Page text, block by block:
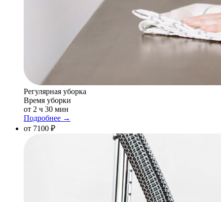
Регулярная уборка
Время уборки
от 2 ч 30 мин
Подробнее →
от 7100 ₽